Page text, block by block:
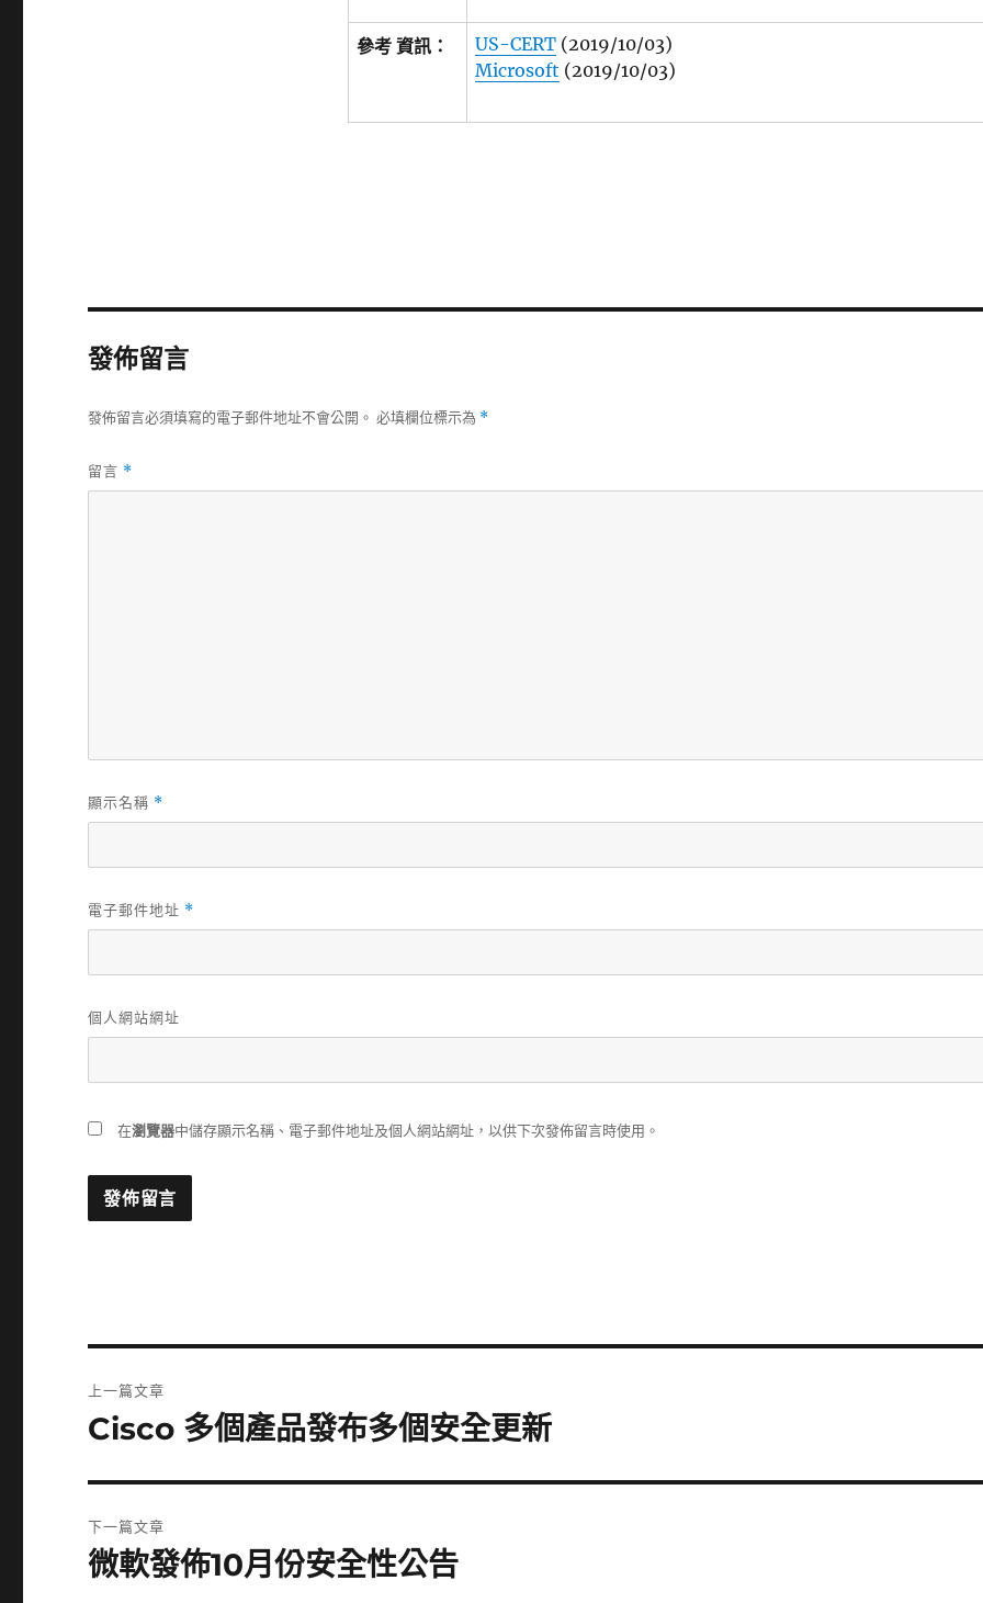
參考 資訊： US-CERT(2019/10/03)
Microsoft (2019/10/03)
發佈留言
發佈留言必須填寫的電子郵件地址不會公開。 必填欄位標示為 *
留言 *
顯示名稱 *
電子郵件地址 *
個人網站網址
在瀏覽器中儲存顯示名稱、電子郵件地址及個人網站網址，以供下次發佈留言時使用。
章
上一篇文章
上
篇
文
章:
Cisco 多個產品發布多個安全更新
下一篇文章
下
微軟發佈10月份安全性公告